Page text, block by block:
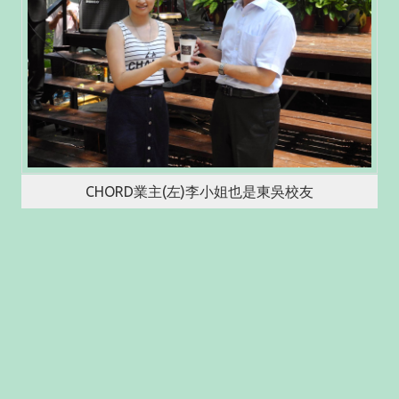
CHORD業主(左)李小姐也是東吳校友